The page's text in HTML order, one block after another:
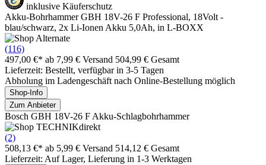
inklusive Käuferschutz
Akku-Bohrhammer GBH 18V-26 F Professional, 18Volt -
blau/schwarz, 2x Li-Ionen Akku 5,0Ah, in L-BOXX
(116)
497,00 €* ab 7,99 € Versand 504,99 € Gesamt
Lieferzeit: Bestellt, verfügbar in 3-5 Tagen
Abholung im Ladengeschäft nach Online-Bestellung möglich
Shop-Info
Zum Anbieter
Bosch GBH 18V-26 F Akku-Schlagbohrhammer
(2)
508,13 €* ab 5,99 € Versand 514,12 € Gesamt
Lieferzeit: Auf Lager, Lieferung in 1-3 Werktagen